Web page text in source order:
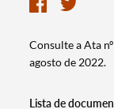
Consulte a Ata
agosto de 2022.
Lista de